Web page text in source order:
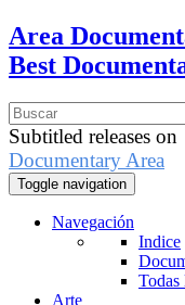
Area
Best
Subtitled releases on
Documentary Area
Toggle navigation
Navegación
Indice
Todas
Arte